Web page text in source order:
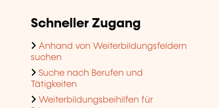
Schneller Zugang
Anhand von Weiterbildungsfeldern
suchen
Suche nach Berufen und
Tätigkeiten
Weiterbildungsbeihilfen für